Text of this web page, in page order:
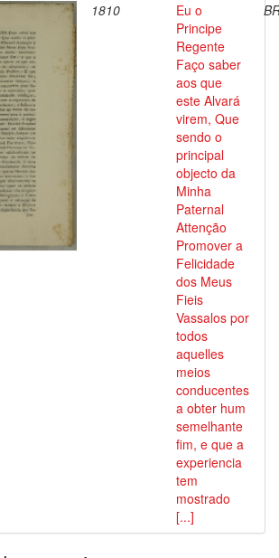
1810
Eu o
Principe
Regente
Faço saber
aos que
este Alvará
virem, Que
sendo o
principal
objecto da
Minha
Paternal
Attenção
Promover a
Felicidade
dos Meus
Fieis
Vassalos por
todos
aquelles
meios
conducentes
a obter hum
semelhante
fim, e que a
experiencia
tem
mostrado
[...]